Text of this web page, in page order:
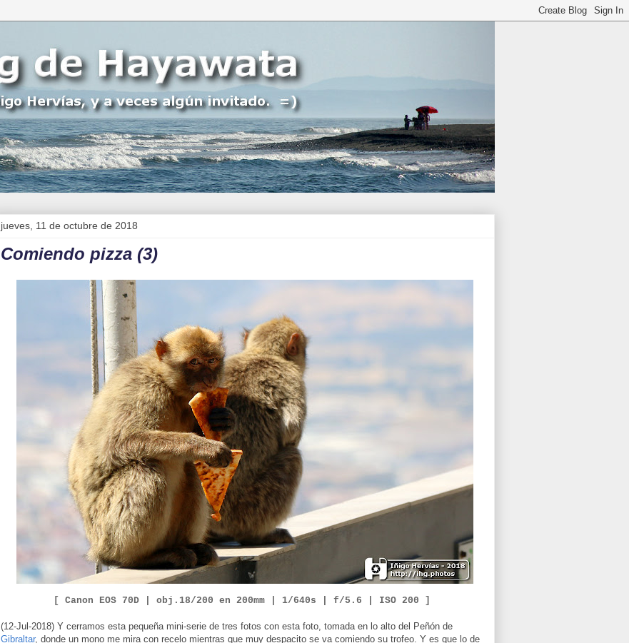
jueves, 11 de octubre de 2018
Comiendo pizza (3)
[ Canon EOS 70D | obj. 18/200 en 200mm | 1/640s | f/5.6 ISO 200 ]
(12-Jul-2018) Y cerramos esta pequeña mini-serie de tres fotos con esta foto, tomada en lo alto del Peñón de
Gibraltar, donde un mono me mira con recelo mientras que muy despacito se va comiendo su trofeo. Y es que lo de